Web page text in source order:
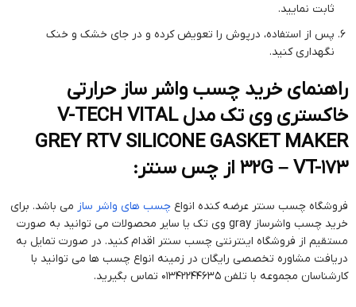
ثابت نمایید.
پس از استفاده، درپوش را تعویض کرده و در جای خشک و خنک
نگهداری کنید.
راهنمای خرید چسب واشر ساز حرارتی
خاکستری وی تک مدل V-TECH VITAL
GREY RTV SILICONE GASKET MAKER
32G – VT-173 از چس سنتر:
فروشگاه چسب سنتر عرضه کنده انواع چسب های واشر ساز می باشد. برای
خرید چسب واشرساز gray وی تک یا سایر محصولات می توانید به صورت
مستقیم از فروشگاه اینترنتی چسب سنتر اقدام کنید. در صورت تمایل به
دریافت مشاوره تخصصی رایگان در زمینه انواع چسب ها می توانید با
کارشناسان مجموعه با تلفن 01342244635 تماس بگیرید.